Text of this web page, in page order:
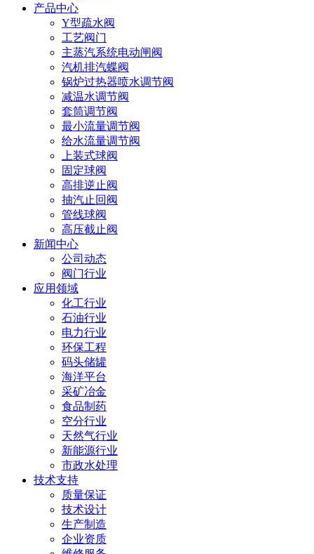
产品中心
Y型疏水阀
工艺阀门
主蒸汽系统电动闸阀
汽机排汽蝶阀
锅炉过热器喷水调节阀
减温水调节阀
套筒调节阀
最小流量调节阀
给水流量调节阀
上装式球阀
固定球阀
高排逆止阀
抽汽止回阀
管线球阀
高压截止阀
新闻中心
公司动态
阀门行业
应用领域
化工行业
石油行业
电力行业
环保工程
码头储罐
海洋平台
采矿冶金
食品制药
空分行业
天然气行业
新能源行业
市政水处理
技术支持
质量保证
技术设计
生产制造
企业资质